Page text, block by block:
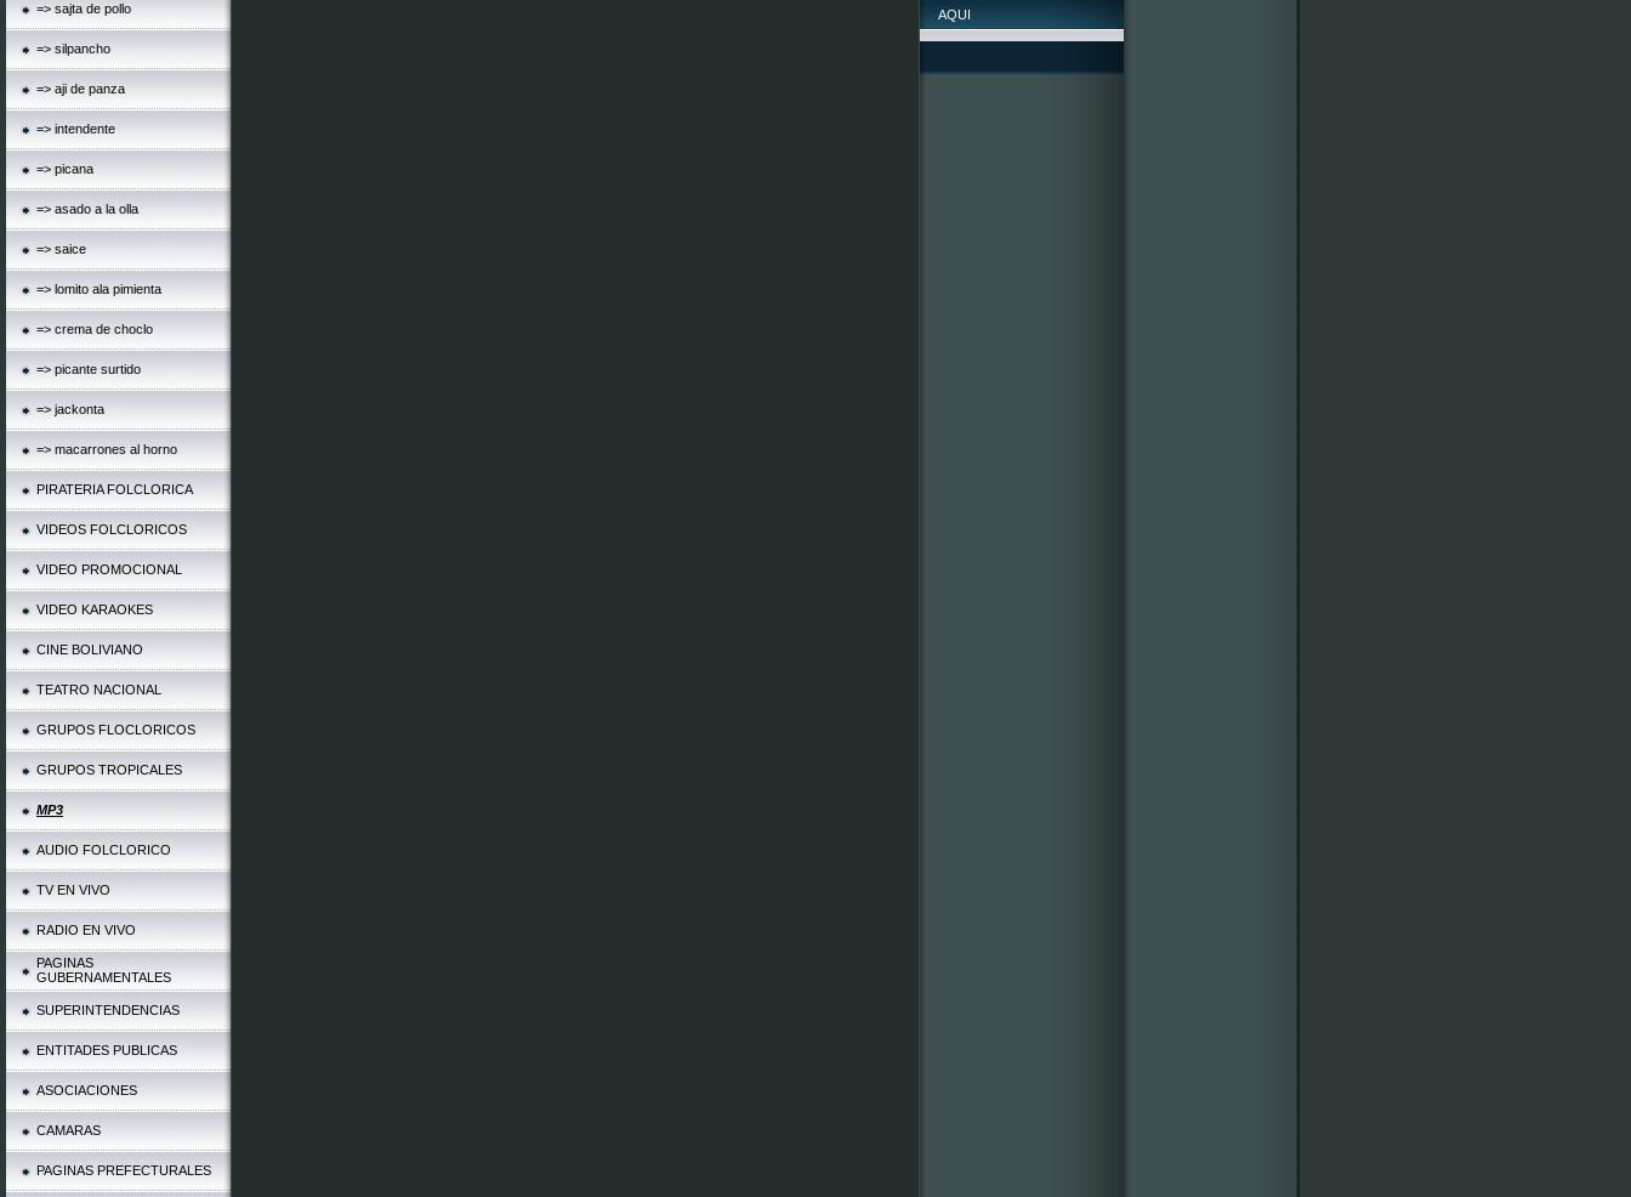
=> sajta de pollo
=> silpancho
=> aji de panza
=> intendente
=> picana
=> asado a la olla
=> saice
=> lomito ala pimienta
=> crema de choclo
=> picante surtido
=> jackonta
=> macarrones al horno
PIRATERIA FOLCLORICA
VIDEOS FOLCLORICOS
VIDEO PROMOCIONAL
VIDEO KARAOKES
CINE BOLIVIANO
TEATRO NACIONAL
GRUPOS FLOCLORICOS
GRUPOS TROPICALES
MP3
AUDIO FOLCLORICO
TV EN VIVO
RADIO EN VIVO
PAGINAS
GUBERNAMENTALES
SUPERINTENDENCIAS
ENTITADES PUBLICAS
ASOCIACIONES
CAMARAS
PAGINAS PREFECTURALES
AQUI